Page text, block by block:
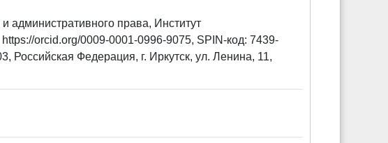
административного права, Институт
orcid.org/0009-0001-0996-9075, SPIN-код: 7439-
Российская Федерация, г. Иркутск, ул. Ленина, 11,